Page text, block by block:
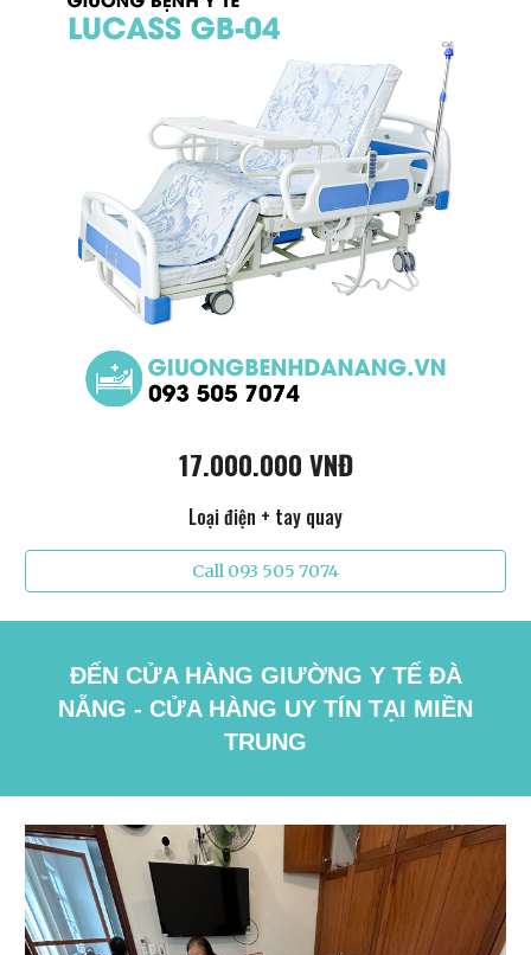
17.000.000 VNĐ
Loại điện + tay quay
Call 093 505 7074
ĐẾN CỬA HÀNG GIƯỜNG Y TẾ ĐÀ
NẴNG - CỬA HÀNG UY TÍN TẠI MIỀN
TRUNG